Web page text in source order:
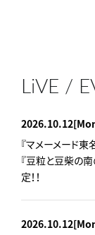
LiVE /
2026.10.12
『マメーメード
『豆粒と豆柴の
定！！
2026.10.12